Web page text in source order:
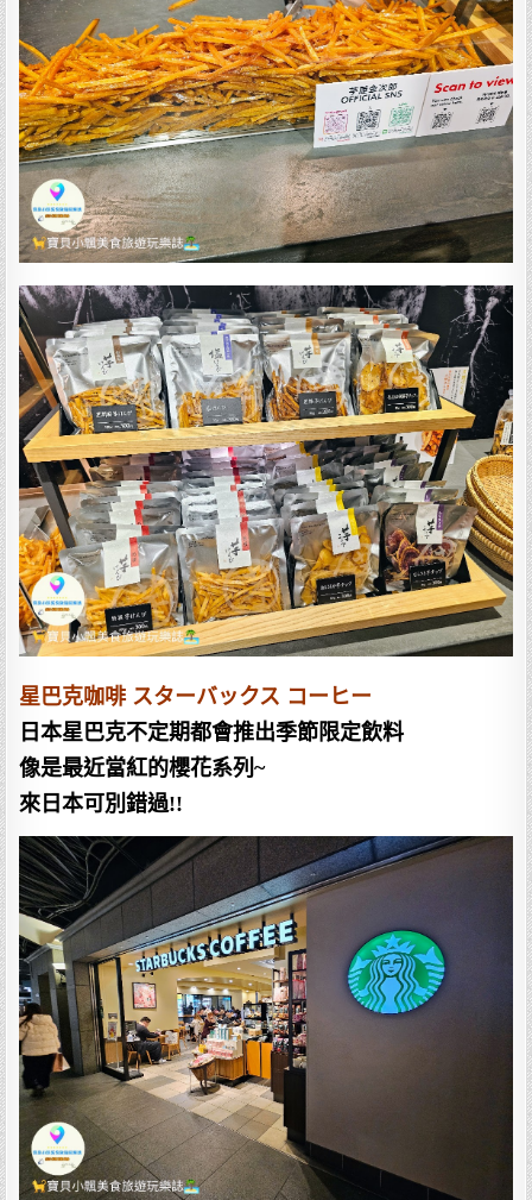
星巴克咖啡 スターバックス コーヒー
日本星巴克不定期都會推出季節限定飲料
像是最近當紅的櫻花系列~
來日本可別錯過!!